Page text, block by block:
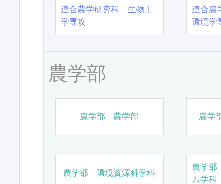
連合農学研究科 生物工
学専攻
連合農
環境学
農学部
農学部 農学部 農学
農学部 環境資源科学科
農学
ム学科